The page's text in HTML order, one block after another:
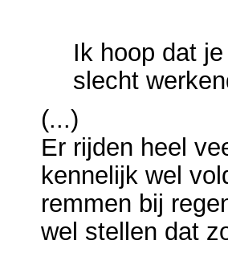
Ik hoop dat
slecht
(...)
Er rijden heel
kennelijk wel
remmen bij
wel stellen dat